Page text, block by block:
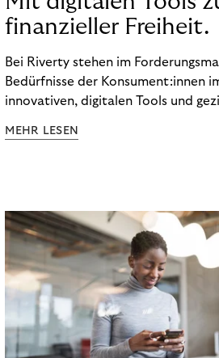
finanzieller Freiheit.
Bei Riverty stehen im
Bedürfnisse der Konsument:innen
innovativen, digitalen Tools und
ein Leben in finanzieller Freiheit zu
MEHR LESEN